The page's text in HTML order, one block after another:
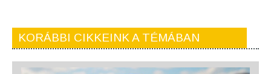
KORÁBBI CIKKEINK A TÉMÁBAN